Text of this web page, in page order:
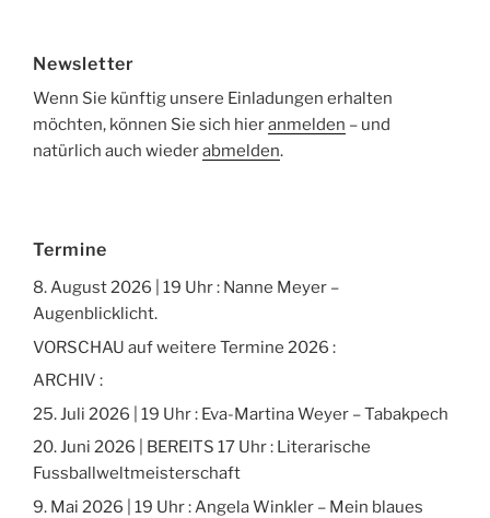
Newsletter
Wenn Sie künftig unsere Einladungen erhalten
möchten, können Sie sich hieranmelden – und
natürlich auch wiederabmelden.
Termine
8. August 2026 | 19 Uhr : Nanne Meyer –
Augenblicklicht.
VORSCHAU auf weitere Termine 2026 :
ARCHIV :
25. Juli 2026 | 19 Uhr : Eva-Martina Weyer – Tabakpech
20. Juni 2026 | BEREITS 17 Uhr : Literarische
Fussballweltmeisterschaft
9. Mai 2026 | 19 Uhr : Angela Winkler – Mein blaues